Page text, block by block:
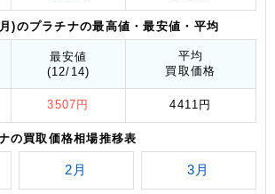
)のプラチナの最高値 ・最安値 ・平均
最安値
(12/14)
平均
買取価格
3507円 4411円
の買取価格相場推移表
2月 3月